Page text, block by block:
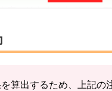
容に追加分を加算する
回入力した「3」に「
算出するため、上記の